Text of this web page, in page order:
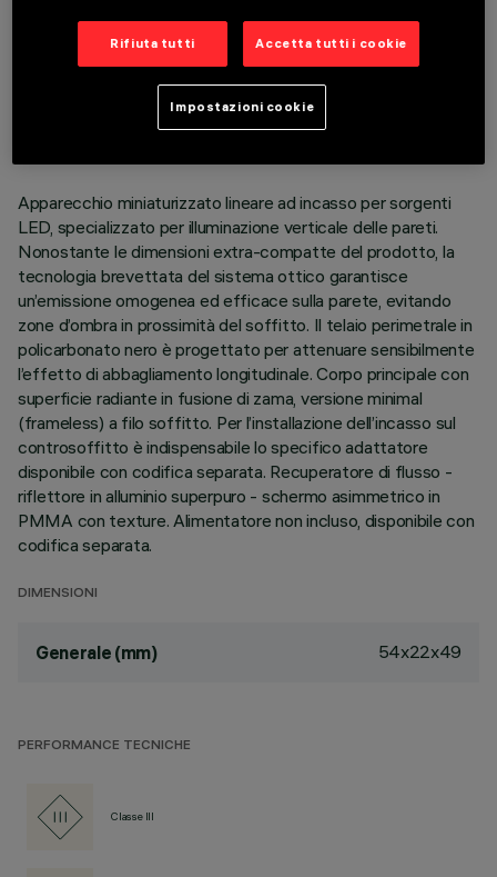
DATI TECNICI
ULTIMO AGGIORNAMENTO: 05/08/2026
DESCRIZIONE
Apparecchio miniaturizzato lineare ad incasso per sorgenti
LED, specializzato per illuminazione verticale delle pareti.
Nonostante le dimensioni extra-compatte del prodotto, la
tecnologia brevettata del sistema ottico garantisce
un’emissione omogenea ed efficace sulla parete, evitando
zone d’ombra in prossimità del soffitto. Il telaio perimetrale in
policarbonato nero è progettato per attenuare sensibilmente
l’effetto di abbagliamento longitudinale. Corpo principale con
superficie radiante in fusione di zama, versione minimal
(frameless) a filo soffitto. Per l’installazione dell’incasso sul
controsoffitto è indispensabile lo specifico adattatore
disponibile con codifica separata. Recuperatore di flusso -
riflettore in alluminio superpuro - schermo asimmetrico in
PMMA con texture. Alimentatore non incluso, disponibile con
codifica separata.
DIMENSIONI
Generale (mm) 54x22x49
PERFORMANCE TECNICHE
Classe III
Rifiuta tutti Accetta tutti i cookie
Impostazioni cookie